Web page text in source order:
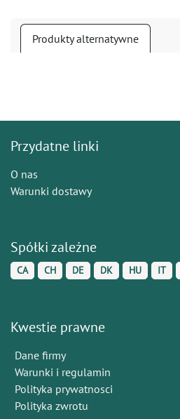
Produkty alternatywne
Przydatne linki
O nas
Warunki dostawy
Spółki zależne
CA CH DE DK HU IT
Kwestie prawne
Dane firmy
Warunki i regulamin
Polityka prywatnosci
Polityka zwrotu